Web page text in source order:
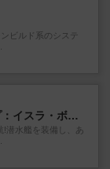
ビルド系のシステ
キャプテン・フリップ：イスラ・ボンバ
!潜水艦を装備し、あ